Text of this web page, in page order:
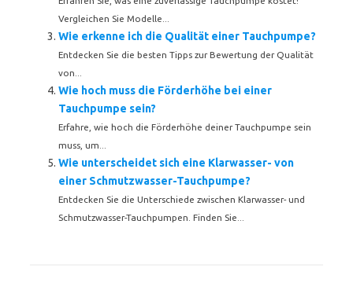
Vergleichen Sie Modelle...
Wie erkenne ich die Qualität einer Tauchpumpe?
Entdecken Sie die besten Tipps zur Bewertung der Qualität
von...
Wie hoch muss die Förderhöhe bei einer
Tauchpumpe sein?
Erfahre, wie hoch die Förderhöhe deiner Tauchpumpe sein
muss, um...
Wie unterscheidet sich eine Klarwasser- von
einer Schmutzwasser-Tauchpumpe?
Entdecken Sie die Unterschiede zwischen Klarwasser- und
Schmutzwasser-Tauchpumpen. Finden Sie...